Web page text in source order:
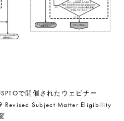
で開催されたウェビナー
Revised Subject Matter Eligibility